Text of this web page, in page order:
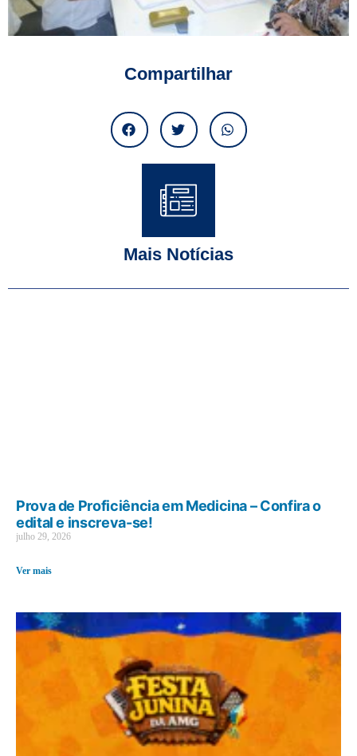
Compartilhar
Mais Notícias
Prova de Proficiência em Medicina – Confira o
edital e inscreva-se!
julho 29, 2026
Ver mais